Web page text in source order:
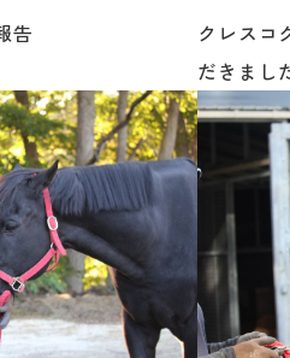
告
クレスコ
だきまし